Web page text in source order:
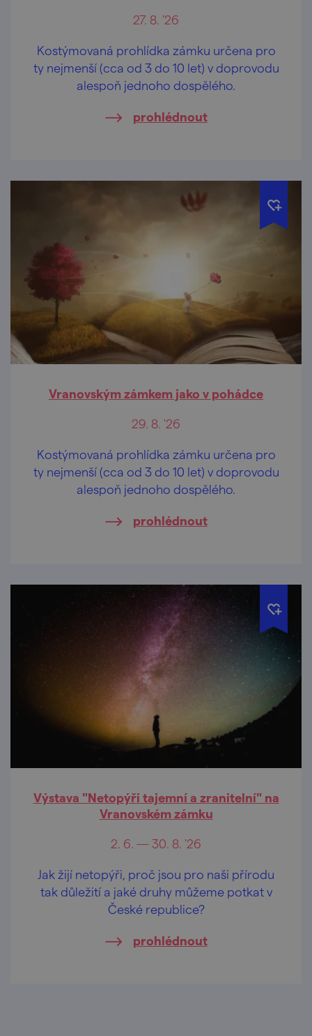
27. 8. '26
Kostýmovaná prohlídka zámku určena pro
ty nejmenší (cca od 3 do 10 let) v doprovodu
alespoň jednoho dospělého.
prohlédnout
Vranovským zámkem jako v pohádce
29. 8. '26
Kostýmovaná prohlídka zámku určena pro
ty nejmenší (cca od 3 do 10 let) v doprovodu
alespoň jednoho dospělého.
prohlédnout
Výstava "Netopýři tajemní a zranitelní" na
Vranovském zámku
2. 6. — 30. 8. '26
Jak žijí netopýři, proč jsou pro naši přírodu
tak důležití a jaké druhy můžeme potkat v
České republice?
prohlédnout